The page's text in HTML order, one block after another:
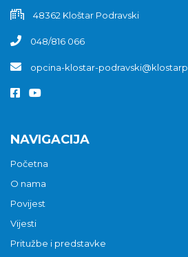
48362 Kloštar Podravski
048/816 066
opcina-klostar-
NAVIGACIJA
Početna
O nama
Povijest
Vijesti
Pritužbe i predstavke